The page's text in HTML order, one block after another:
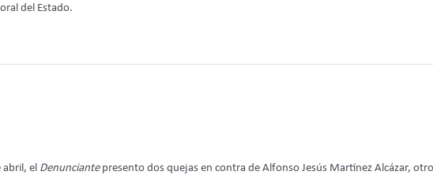
del Estado.
el Denunciantepresento dos quejas en contra de Alfonso Jesús Martínez Alcázar,